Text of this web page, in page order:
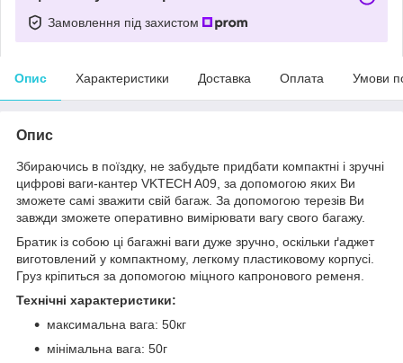
Замовлення під захистом
Опис Характеристики Доставка Оплата Умови
Опис
Збираючись в поїздку, не забудьте придбати компактні і зручні
цифрові ваги-кантер VKTECH A09, за допомогою яких Ви
зможете самі зважити свій багаж. За допомогою терезів Ви
завжди зможете оперативно вимірювати вагу свого багажу.
Братик із собою ці багажні ваги дуже зручно, оскільки ґаджет
виготовлений у компактному, легкому пластиковому корпусі.
Груз кріпиться за допомогою міцного капронового ременя.
Технічні характеристики:
максимальна вага: 50кг
мінімальна вага: 50г